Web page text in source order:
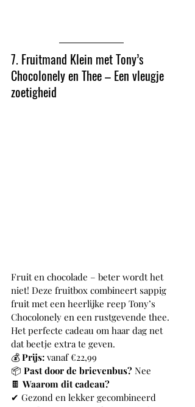
7. Fruitmand Klein met Tony’s
Chocolonely en Thee – Een vleugje
zoetigheid
Fruit en chocolade – beter wordt het
niet! Deze fruitbox combineert sappig
fruit met een heerlijke reep Tony’s
Chocolonely en een rustgevende thee.
Het perfecte cadeau om haar dag net
dat beetje extra te geven.
💰 Prijs: vanaf €22,99
📦 Past door de brievenbus? Nee
🍫 Waarom dit cadeau?
✔ Gezond en lekker gecombineerd